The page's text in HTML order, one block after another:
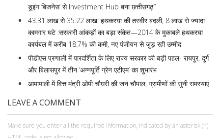
डूइंग बिजनेस’ से Investment Hub बना छत्तीसगढ़”
43.31 लाख से 35.22 लाख: हथकरघा की तस्वीर बदली, 8 लाख से ज्यादा
कामगार घटे :सरकारी आंकड़ों का बड़ा संकेत—2014 के मुकाबले हथकरघा
कार्यबल में करीब 18.7% की कमी, नए पंजीयन से जुड़ रही उम्मीद
पीडीएस प्रणाली में पारदर्शिता के लिए राज्य सरकार की बड़ी पहल- रायपुर, दुर्ग
और बिलासपुर में तीन ‘अन्नपूर्ति ग्रेन एटीएम‘ का शुभारंभ
आमापाली में वित्त मंत्री ओपी चौधरी की जन चौपाल, ग्रामीणों की सुनी समस्याएं
LEAVE A COMMENT
Make sure you enter all the required information, indicated by an asterisk (*).